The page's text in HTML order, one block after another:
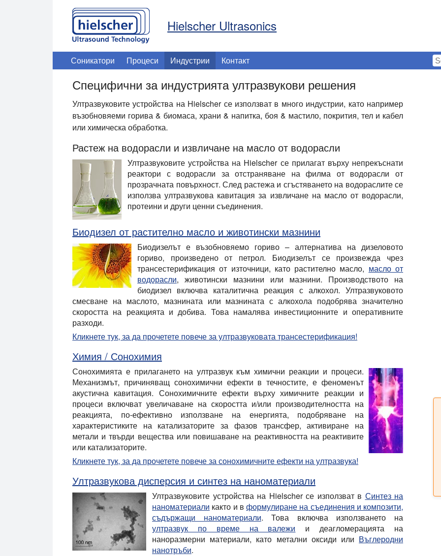
Hielscher Ultrasonics
Соникатори Процеси Индустрии Контакт
Специфични за индустрията ултразвукови решения
Ултразвуковите устройства на Hielscher се използват в много индустрии, като например
възобновяеми горива & биомаса, храни & напитка, боя & мастило, покрития, тел и кабел
или химическа обработка.
Растеж на водорасли и извличане на масло от водорасли
Ултразвуковите устройства на Hielscher се прилагат върху непрекъснати
реактори с водорасли за отстраняване на филма от водорасли от
прозрачната повърхност. След растежа и сгъстяването на водораслите се
използва ултразвукова кавитация за извличане на масло от водорасли,
протеини и други ценни съединения.
Биодизел от растително масло и животински мазнини
Биодизелът е възобновяемо гориво – алтернатива на дизеловото
гориво, произведено от петрол. Биодизелът се произвежда чрез
трансестерификация от източници, като растително масло, масло от
водорасли, животински мазнини или мазнини. Производството на
биодизел включва каталитична реакция с алкохол. Ултразвуковото
смесване на маслото, мазнината или мазнината с алкохола подобрява значително
скоростта на реакцията и добива. Това намалява инвестиционните и оперативните
разходи.
Кликнете тук, за да прочетете повече за ултразвуковата трансестерификация!
Химия / Сонохимия
Сонохимията е прилагането на ултразвук към химични реакции и процеси.
Механизмът, причиняващ сонохимични ефекти в течностите, е феноменът
акустична кавитация. Сонохимичните ефекти върху химичните реакции и
процеси включват увеличаване на скоростта и/или производителността на
реакцията, по-ефективно използване на енергията, подобряване на
характеристиките на катализаторите за фазов трансфер, активиране на
метали и твърди вещества или повишаване на реактивността на реактивите
или катализаторите.
Кликнете тук, за да прочетете повече за сонохимичните ефекти на ултразвука!
Ултразвукова дисперсия и синтез на наноматериали
Ултразвуковите устройства на Hielscher се използват в Синтез на
наноматериали както и в формулиране на съединения и композити,
съдържащи наноматериали. Това включва използването на
ултразвук по време на валежи и деагломерацията на
наноразмерни материали, като метални оксиди или Въглеродни
нанотръби.